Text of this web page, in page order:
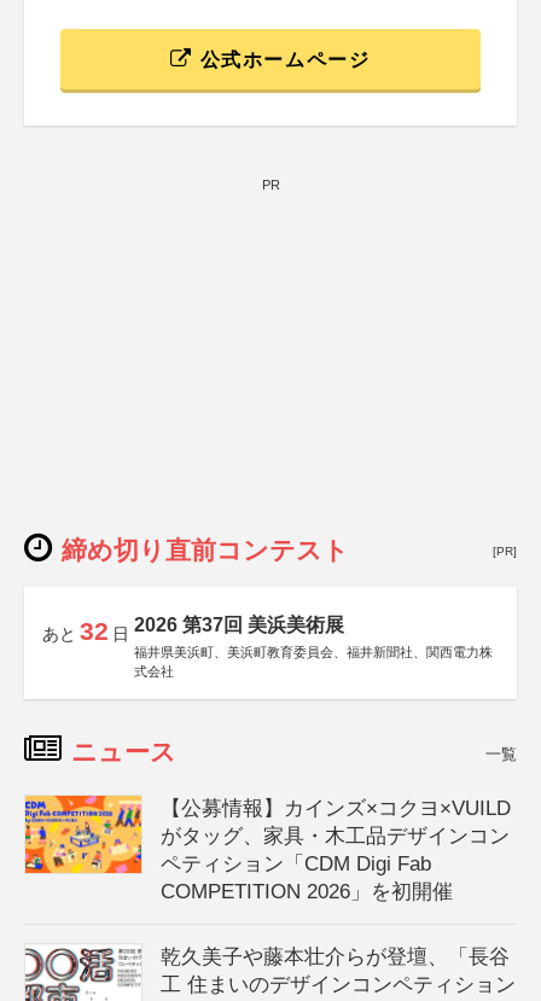
公式ホームページ
PR
締め切り直前コンテスト [PR]
あと 32 日 2026 第37回 美浜美術展
福井県美浜町、美浜町教育委員会、福井新聞社、関西電力株
式会社
ニュース 一覧
【公募情報】カインズ×コクヨ×VUILD
がタッグ、家具・木工品デザインコン
ペティション「CDM Digi Fab
COMPETITION 2026」を初開催
乾久美子や藤本壮介らが登壇、「長谷
工 住まいのデザインコンペティション